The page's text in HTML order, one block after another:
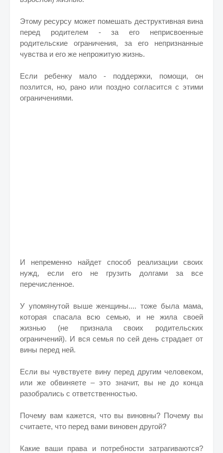
Этому ресурсу может помешать деструктивная вина
перед родителем - за его неприсвоенные
родительские ограничения, за его непризнанные
чувства и его же непрожитую жизнь.
Если ребенку мало - поддержки, помощи, он
позлится, но, рано или поздно согласится с этими
ограничениями.
И непременно найдет способ реализации своих
нужд, если его не грузить долгами за все
перечисленное.
У упомянутой выше женщины.... тоже была мама,
которая спасала всю семью, и не жила своей
жизнью (не признала своих родительских
ограничений). И вся семья по сей день страдает от
вины перед ней.
Если вы чувствуете вину перед другим человеком,
или же обвиняете – это значит, вы не до конца
разобрались с ответственностью.
Почему вам кажется, что вы виновны? Почему вы
считаете, что перед вами виновен другой?
Какие ваши права и потребности затрагиваются?